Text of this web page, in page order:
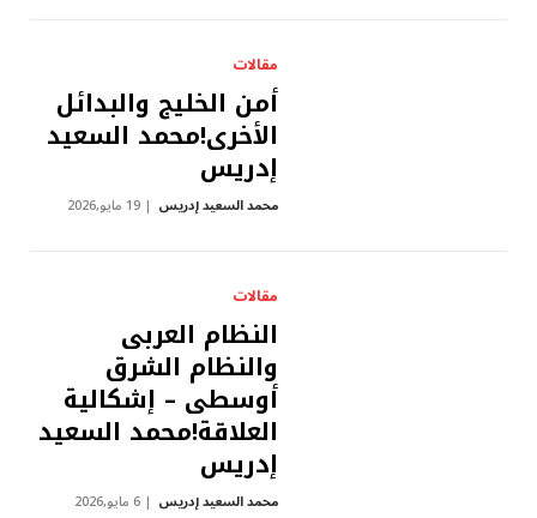
مقالات
أمن الخليج والبدائل
الأخرى!محمد السعيد
إدريس
محمد السعيد إدريس 19 مايو,2026
مقالات
النظام العربى
والنظام الشرق
أوسطى – إشكالية
العلاقة!محمد السعيد
إدريس
محمد السعيد إدريس 6 مايو,2026